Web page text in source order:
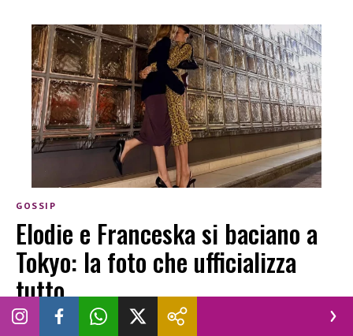
GOSSIP
Elodie e Franceska si baciano a
Tokyo: la foto che ufficializza
tutto
LUCREZIA CIOTTI|19 MAGGIO 2026